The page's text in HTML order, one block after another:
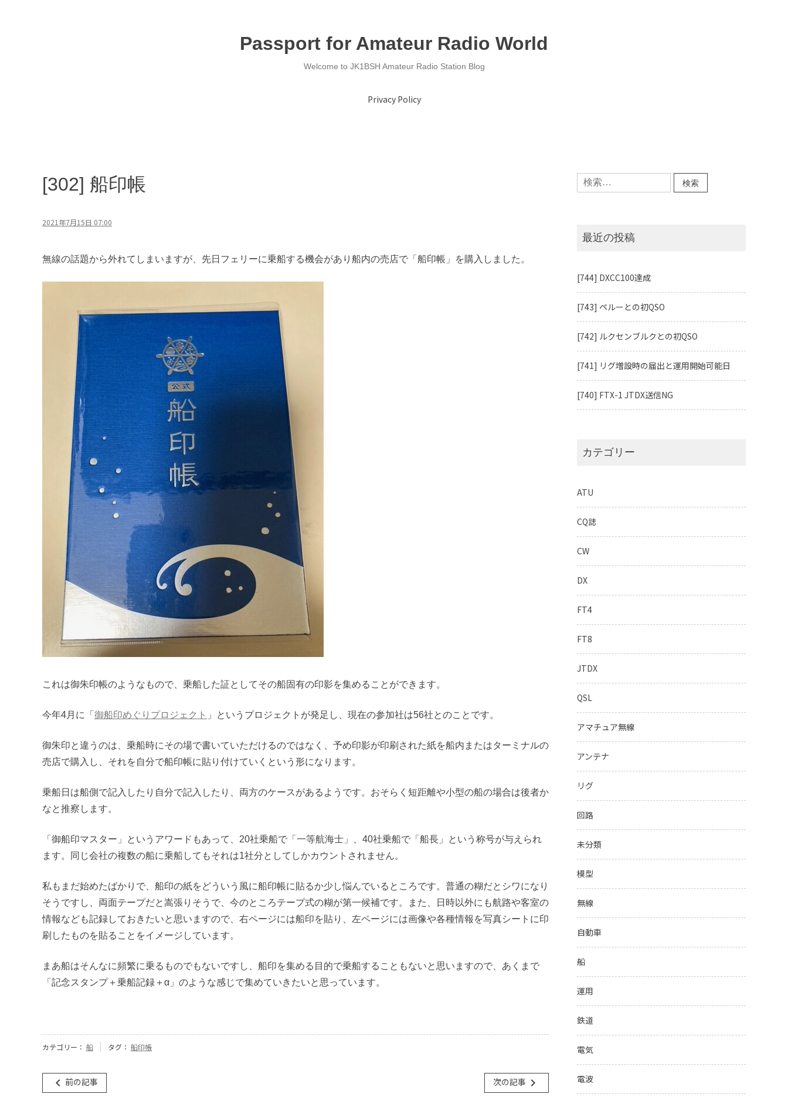
Passport for Amateur Radio World
Welcome to JK1BSH Amateur Radio Station Blog
Privacy Policy
[302] 船印帳
2021年7月15日 07:00
無線の話題から外れてしまいますが、先日フェリーに乗船する機会があり船内の売店で「船印帳」を購入しました。
これは御朱印帳のようなもので、乗船した証としてその船固有の印影を集めることができます。
今年4月に「 御船印めぐりプロジェクト 」というプロジェクトが発足し、現在の参加社は56社とのことです。
御朱印と違うのは、乗船時にその場で書いていただけるのではなく、予め印影が印刷された紙を船内またはターミナルの
売店で購入し、それを自分で船印帳に貼り付けていくという形になります。
乗船日は船側で記入したり自分で記入したり、両方のケースがあるようです。おそらく短距離や小型の船の場合は後者か
なと推察します。
「御船印マスター」というアワードもあって、20社乗船で「一等航海士」、40社乗船で「船長」という称号が与えられ
ます。同じ会社の複数の船に乗船してもそれは1社分としてしかカウントされません。
私もまだ始めたばかりで、船印の紙をどういう風に船印帳に貼るか少し悩んでいるところです。普通の糊だとシワになり
そうですし、両面テープだと嵩張りそうで、今のところテープ式の糊が第一候補です。また、日時以外にも航路や客室の
情報なども記録しておきたいと思いますので、右ページには船印を貼り、左ページには画像や各種情報を写真シートに印
刷したものを貼ることをイメージしています。
まあ船はそんなに頻繁に乗るものでもないですし、船印を集める目的で乗船することもないと思いますので、あくまで
「記念スタンプ＋乗船記録＋α」のような感じで集めていきたいと思っています。
カテゴリー： 船 タグ： 船印帳
稿
navigate_before 前の記事 次の記事 navigate_next
検
索:
最近の投稿
[744] DXCC100達成
[743] ペルーとの初QSO
[742] ルクセンブルクとの初QSO
[741] リグ増設時の届出と運用開始可能日
[740] FTX-1 JTDX送信NG
カテゴリー
ATU
CQ誌
CW
DX
FT4
FT8
JTDX
QSL
アマチュア無線
アンテナ
リグ
回路
未分類
模型
無線
自動車
船
運用
鉄道
電気
電波